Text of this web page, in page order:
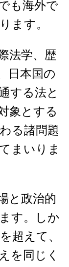
も海外で
ます。
法学、歴
日本国の
する法と
象とする
る諸問題
まいりま
と政治的
す。しか
超えて、
を同じく